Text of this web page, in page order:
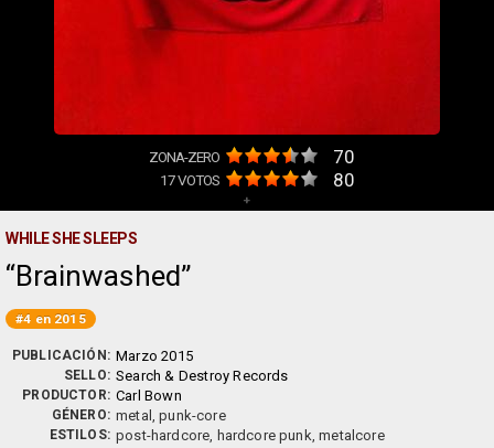
ZONA-ZERO 70
17VOTOS 80
+
WHILE SHE SLEEPS
Brainwashed
#4 en 2015
PUBLICACIÓN: Marzo 2015
SELLO: Search & Destroy Records
PRODUCTOR: Carl Bown
GÉNERO: metal, punk-core
ESTILOS: post-hardcore, hardcore punk, metalcore